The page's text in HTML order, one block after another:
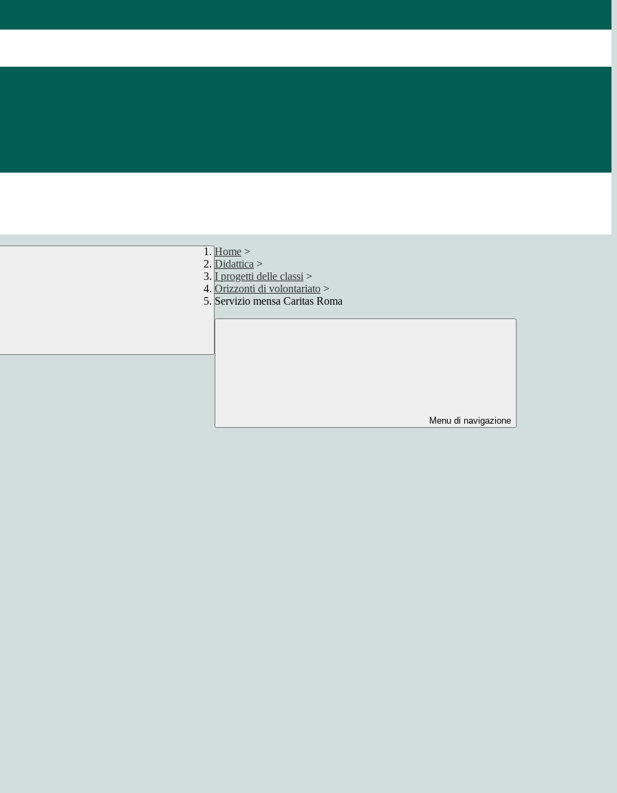
Home >
Didattica >
I progetti delle classi >
Orizzonti di volontariato >
Servizio mensa Caritas Roma
Menu di navigazione